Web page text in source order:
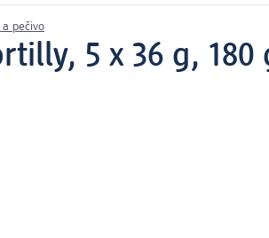
a pečivo
5 x 36 g, 180